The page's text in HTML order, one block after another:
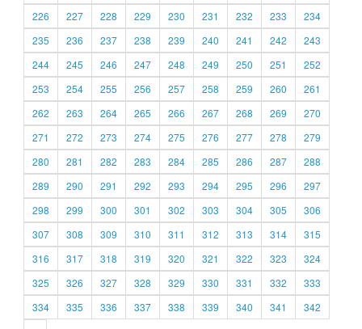
226
227 228 229 230 231 232 233
234
235
236 237 238 239 240 241 242
243
244
245 246 247 248 249 250 251
252
253
254 255 256 257 258 259 260
261
262
263 264 265 266 267 268 269
270
271
272 273 274 275 276 277 278
279
280
281 282 283 284 285 286 287
288
289
290 291 292 293 294 295 296
297
298
299 300 301 302 303 304 305
306
307
308 309 310 311 312 313 314
315
316
317 318 319 320 321 322 323
324
325
326 327 328 329 330 331 332
333
334
335 336 337 338 339 340 341
342